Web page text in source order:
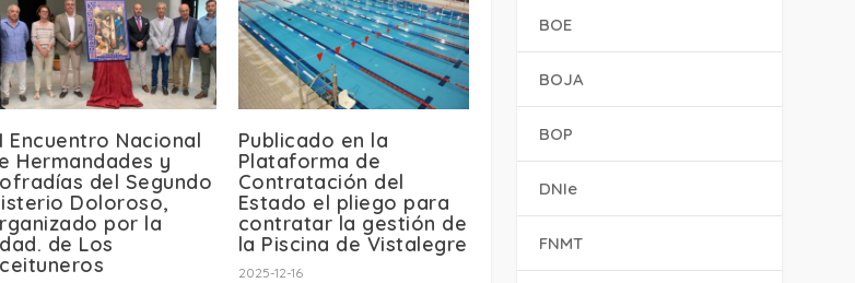
Encuentro Nacional
Hermandades y
del Segundo
Doloroso,
por la
de Los
Publicado en la
Plataforma de
Contratación del
Estado el pliego para
contratar la gestión de
la Piscina de Vistalegre
2025-12-16
BOE
BOJA
BOP
DNIe
FNMT